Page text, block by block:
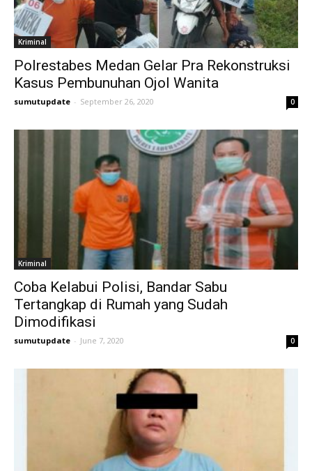
Kriminal
Polrestabes Medan Gelar Pra Rekonstruksi
Kasus Pembunuhan Ojol Wanita
sumutupdate - September 26, 2020 0
Kriminal
Coba Kelabui Polisi, Bandar Sabu
Tertangkap di Rumah yang Sudah
Dimodifikasi
sumutupdate - June 7, 2020 0